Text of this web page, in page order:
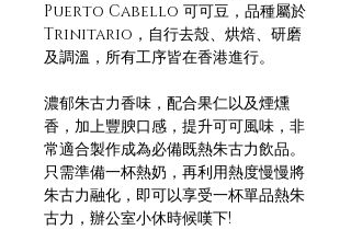
Puerto Cabello 可可豆，品種屬於
Trinitario，自行去殼、烘焙、研磨
及調溫，所有工序皆在香港進行。
濃郁朱古力香味，配合果仁以及煙燻
香，加上豐腴口感，提升可可風味，非
常適合製作成為必備既熱朱古力飲品。
只需準備一杯熱奶，再利用熱度慢慢將
朱古力融化，即可以享受一杯單品熱朱
古力，辦公室小休時候嘆下!